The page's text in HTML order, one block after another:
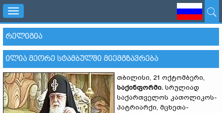
Toggle
navigation
ᲠᲔᲚᲘᲒᲘᲐ
ᲘᲚᲘᲐ ᲛᲔᲝᲠᲔ ᲡᲢᲐᲛᲑᲣᲚᲨᲘ ᲛᲘᲔᲛᲒᲖᲐᲕᲠᲔᲑᲐ
თბილისი, 21 ოქტომბერი,
საქინფორმი. სრულიად
საქართველოს კათოლიკოს-
პატრიარქი, მცხეთა-